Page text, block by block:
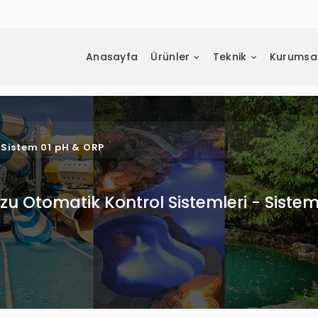
Anasayfa Ürünler Teknik
Otomatik Kontrol Sistemleri - Sistem
01 pH & ORP